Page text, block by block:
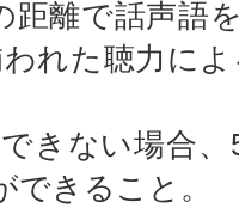
距離で話声語
れた聴力に
きない場合
できること。